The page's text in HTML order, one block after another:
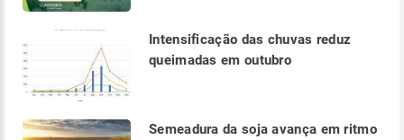
Intensificação das chuvas reduz
queimadas em outubro
Semeadura da soja avança em ritmo